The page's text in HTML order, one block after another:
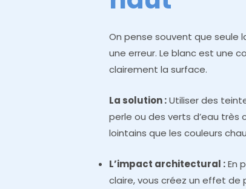
On pense souvent que seule
une erreur. Le blanc est une
clairement la surface.
La solution :Utiliser des
perle ou des verts d’eau
lointains que les couleurs
L’impact architectural :En
claire, vous créez un effet de